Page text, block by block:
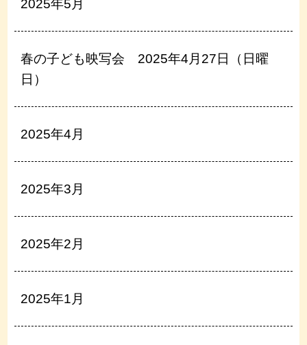
2025年5月
春の子ども映写会 2025年4月27日（日曜
日）
2025年4月
2025年3月
2025年2月
2025年1月